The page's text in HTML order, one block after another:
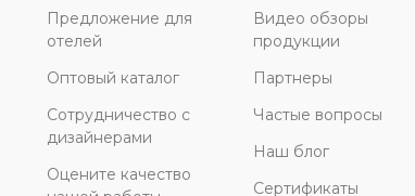
Предложение для
отелей
Оптовый каталог
Сотрудничество с
дизайнерами
Оцените качество
Видео обзоры
продукции
Партнеры
Частые вопросы
Наш блог
Сертификаты